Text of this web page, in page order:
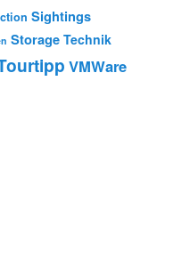
Sightings
Storage Technik
VMWare